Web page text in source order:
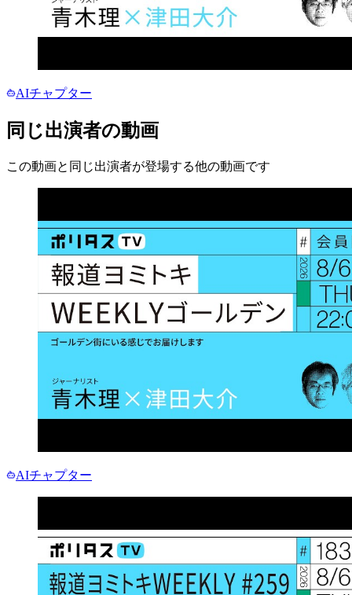
AIチャプター
同じ出演者の動画
この動画と同じ出演者が登場する他の動画です
AIチャプター